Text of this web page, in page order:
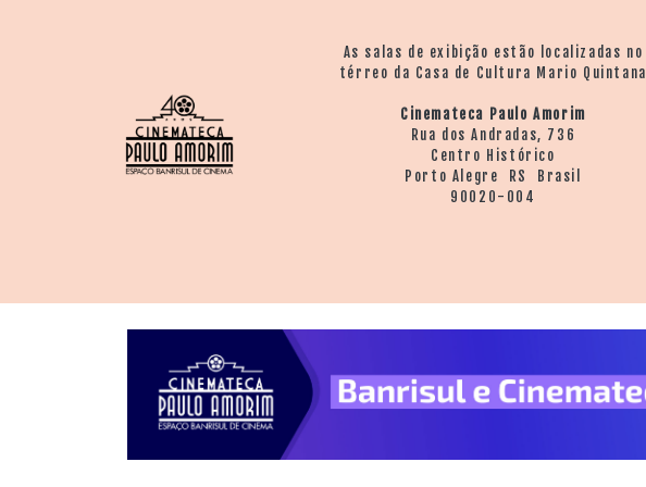
As salas de exibição estão localizadas no
térreo da Casa de Cultura Mario Quintana
Cinemateca Paulo Amorim
Rua dos Andradas, 736
Centro Histórico
Porto Alegre RS Brasil
90020-004